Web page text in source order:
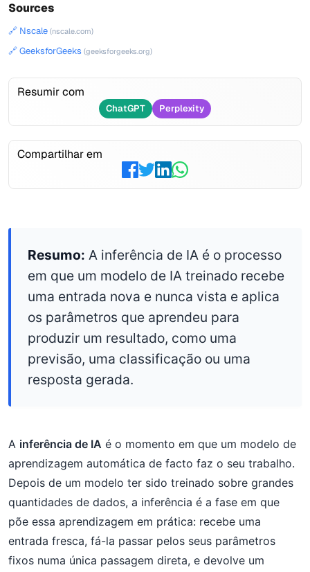
Sources
🔗 Nscale (nscale.com)
🔗 GeeksforGeeks (geeksforgeeks.org)
Resumir com
ChatGPT Perplexity
Compartilhar em
Resumo: A inferência de IA é o processo
em que um modelo de IA treinado recebe
uma entrada nova e nunca vista e aplica
os parâmetros que aprendeu para
produzir um resultado, como uma
previsão, uma classificação ou uma
resposta gerada.
A inferência de IA é o momento em que um modelo de
aprendizagem automática de facto faz o seu trabalho.
Depois de um modelo ter sido treinado sobre grandes
quantidades de dados, a inferência é a fase em que
põe essa aprendizagem em prática: recebe uma
entrada fresca, fá-la passar pelos seus parâmetros
fixos numa única passagem direta, e devolve um